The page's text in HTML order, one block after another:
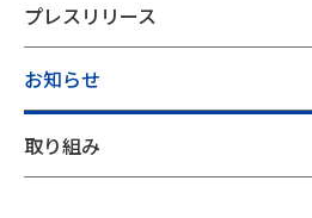
プレスリリース
お知らせ
取り組み